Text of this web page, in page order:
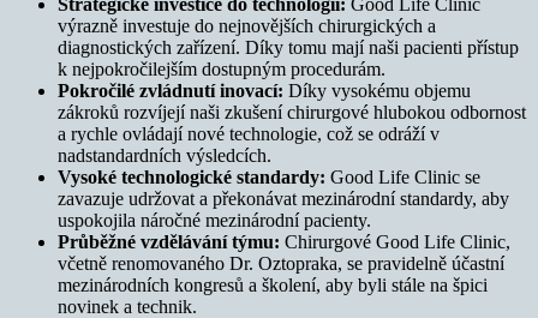
výrazně investuje do nejnovějších chirurgických a
diagnostických zařízení. Díky tomu mají naši pacienti přístup
k nejpokročilejším dostupným procedurám.
Pokročilé zvládnutí inovací: Díky vysokému objemu
zákroků rozvíjejí naši zkušení chirurgové hlubokou odbornost
a rychle ovládají nové technologie, což se odráží v
nadstandardních výsledcích.
Vysoké technologické standardy: Good Life Clinic se
zavazuje udržovat a překonávat mezinárodní standardy, aby
uspokojila náročné mezinárodní pacienty.
Průběžné vzdělávání týmu: Chirurgové Good Life Clinic,
včetně renomovaného Dr. Oztopraka, se pravidelně účastní
mezinárodních kongresů a školení, aby byli stále na špici
novinek a technik.